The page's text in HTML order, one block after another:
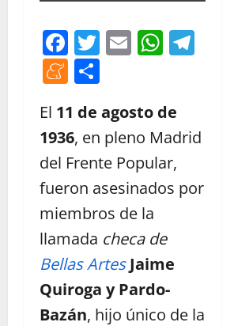
Facebook
Twitter
Email
Meneame
El 11 de agosto de
1936, en pleno Madrid
del Frente Popular,
fueron asesinados por
miembros de la
llamada checa de
Bellas Artes Jaime
Quiroga y Pardo-
Bazán, hijo único de la